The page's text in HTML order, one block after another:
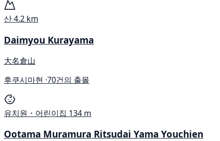
산4.2 km
Daimyou Kurayama
大名倉山
후쿠시마현 ·70건의 출몰
유치원・어린이집 134 m
Ootama Muramura Ritsudai Yama Youchien